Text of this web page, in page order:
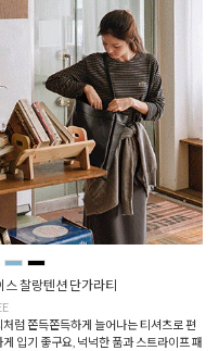
스 찰랑텐션 단가라티
처럼 쫀득쫀득하게 늘어나는 티셔츠로 편
게 입기 좋구요, 넉넉한 품과 스트라이프 패